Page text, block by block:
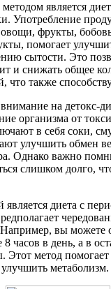
является
Употребление
овощи, фрукты,
помогает
сытости. Это
и снижать общее
что также
на детокс-
организма от
в себя соки,
улучшить обмен
Однако важно
слишком долго,
диета с
вы можете
часов в день, а в
Этот метод
метаболизм.